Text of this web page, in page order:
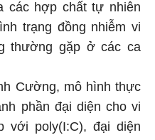
các hợp chất tự nhiên
trạng đồng nhiễm vi
thường gặp ở các ca
Cường, mô hình thực
phần đại diện cho vi
với poly(I:C), đại diện